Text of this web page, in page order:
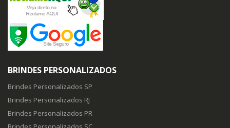
BRINDES PERSONALIZADOS
Brindes Personalizados SP
Brindes Personalizados RJ
Brindes Personalizados PR